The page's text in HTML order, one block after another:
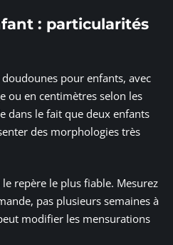
: particularités
pour enfants, avec
ou en centimètres selon les
dans le fait que deux enfants
des morphologies très
repère le plus fiable. Mesurez
pas plusieurs semaines à
modifier les mensurations